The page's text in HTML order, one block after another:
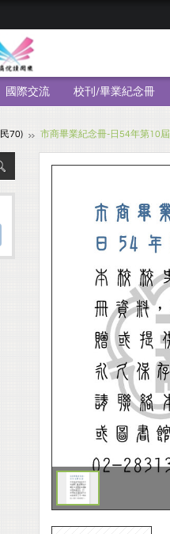
國際交流 校刊/畢業紀念冊
70) 市商畢業紀念冊-日54年第10屆